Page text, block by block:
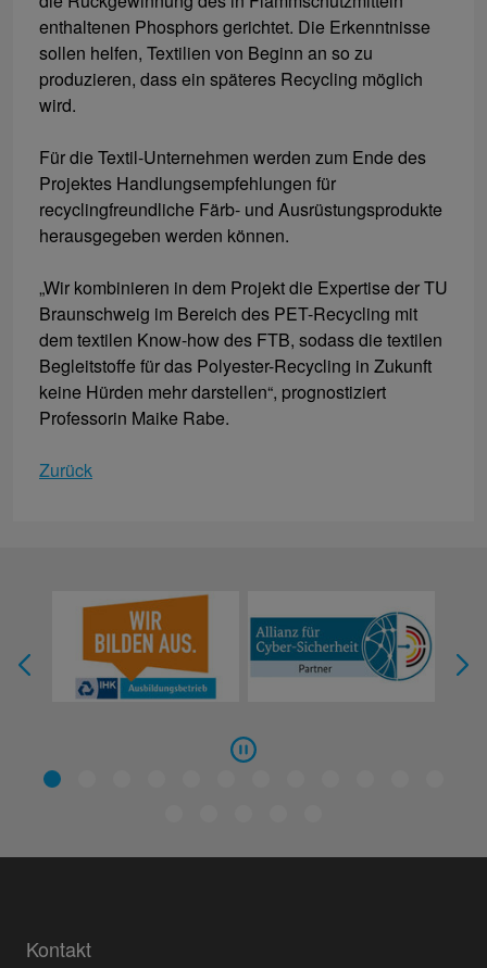
enthaltenen Phosphors gerichtet. Die Erkenntnisse
sollen helfen, Textilien von Beginn an so zu
produzieren, dass ein späteres Recycling möglich
wird.
Für die Textil-Unternehmen werden zum Ende des
Projektes Handlungsempfehlungen für
recyclingfreundliche Färb- und Ausrüstungsprodukte
herausgegeben werden können.
„Wir kombinieren in dem Projekt die Expertise der TU
Braunschweig im Bereich des PET-Recycling mit
dem textilen Know-how des FTB, sodass die textilen
Begleitstoffe für das Polyester-Recycling in Zukunft
keine Hürden mehr darstellen“, prognostiziert
Professorin Maike Rabe.
Zurück
Kontakt